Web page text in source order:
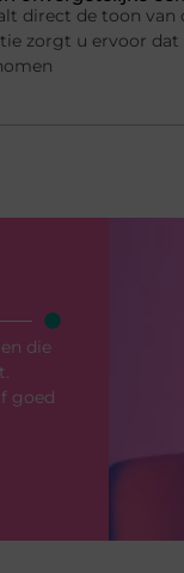
direct de toon van
zorgt u ervoor dat
die
goed